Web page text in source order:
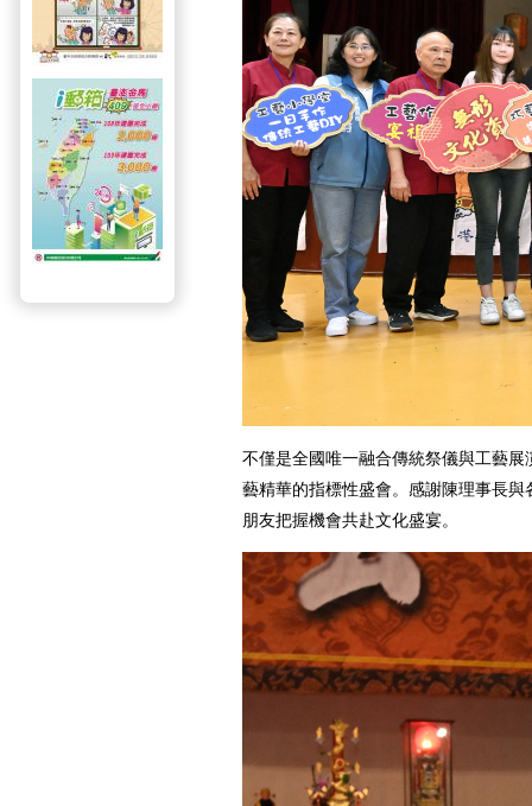
不僅是全國唯一融合傳統祭儀與工藝
藝精華的指標性盛會。感謝陳理事長
朋友把握機會共赴文化盛宴。